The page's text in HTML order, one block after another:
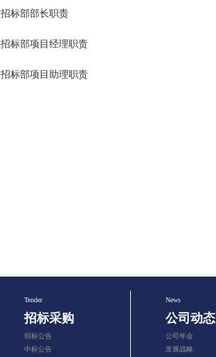
招标部部长职责
招标部项目经理职责
招标部项目助理职责
Tender
招标采购
招标公告
中标公告
News
公司动态
公司年会
发展战略